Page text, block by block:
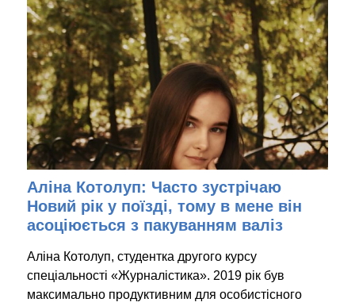
Аліна Котолуп: Часто зустрічаю
Новий рік у поїзді, тому в мене він
асоціюється з пакуванням валіз
Аліна Котолуп, студентка другого курсу
спеціальності «Журналістика». 2019 рік був
максимально продуктивним для особистісного